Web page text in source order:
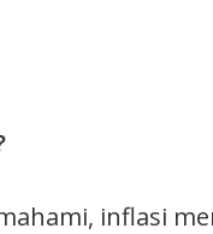
inflasi